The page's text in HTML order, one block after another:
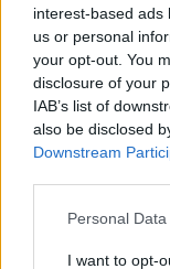
interest-based ads
us or personal
your opt-out. You
disclosure of your
IAB’s list of
also be disclosed
Downstream
Personal
I want to opt-
egyébként a GDP
is ennyivel lett
összesen 1,717
KEDVES
tartozik,
regisztrációhoz